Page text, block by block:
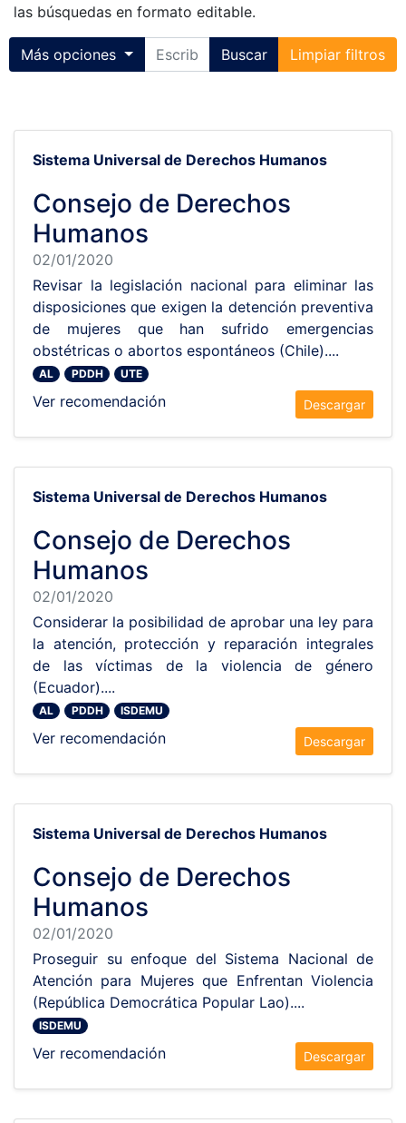
las búsquedas en formato editable.
Toggle collapse
Más opciones Buscar Limpiar filtros
Sistema Universal de Derechos Humanos
Consejo de Derechos
Humanos
02/01/2020
Revisar la legislación nacional para eliminar las
disposiciones que exigen la detención preventiva
de mujeres que han sufrido emergencias
obstétricas o abortos espontáneos (Chile)....
AL PDDH UTE
Ver recomendación Descargar
Sistema Universal de Derechos Humanos
Consejo de Derechos
Humanos
02/01/2020
Considerar la posibilidad de aprobar una ley para
la atención, protección y reparación integrales
de las víctimas de la violencia de género
(Ecuador)....
AL PDDH ISDEMU
Ver recomendación Descargar
Sistema Universal de Derechos Humanos
Consejo de Derechos
Humanos
02/01/2020
Proseguir su enfoque del Sistema Nacional de
Atención para Mujeres que Enfrentan Violencia
(República Democrática Popular Lao)....
ISDEMU
Ver recomendación Descargar